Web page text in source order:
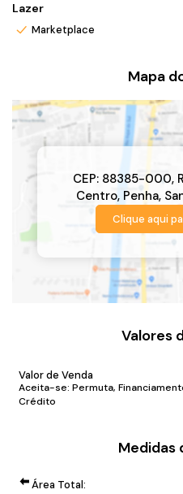
Localização central, perto de
🔄 Aceita permuta como
Imóvel perfeito para quem
flexibilidade na negociação,
📲 Entre em contato para
visita.
*Valor e disponibilidade
*Atendemos também em
pré agendamento.
Instagram
Lazer
Marketplace
Mapa
CEP: 88385-000,
Centro, Penha,
Clique aqui
Valores
Valor de Venda
Aceita-se: Permuta,
Crédito
Medidas
Área Total: